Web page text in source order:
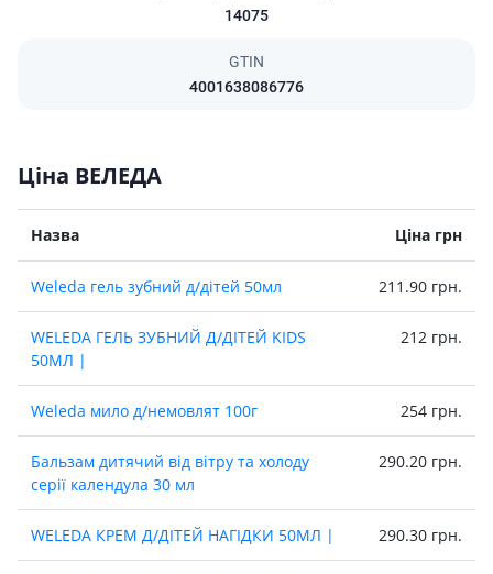
14075
GTIN
4001638086776
Ціна ВЕЛЕДА
Назва Ціна грн
Weleda гель зубний д/дiтей 50мл 211.90 грн.
WELEDA ГЕЛЬ ЗУБНИЙ Д/ДIТЕЙ KIDS
50МЛ |
212 грн.
Weleda мило д/немовлят 100г 254 грн.
Бальзам дитячий вiд вiтру та холоду
серiї календула 30 мл
290.20 грн.
WELEDA КРЕМ Д/ДIТЕЙ НАГIДКИ 50МЛ | 290.30 грн.